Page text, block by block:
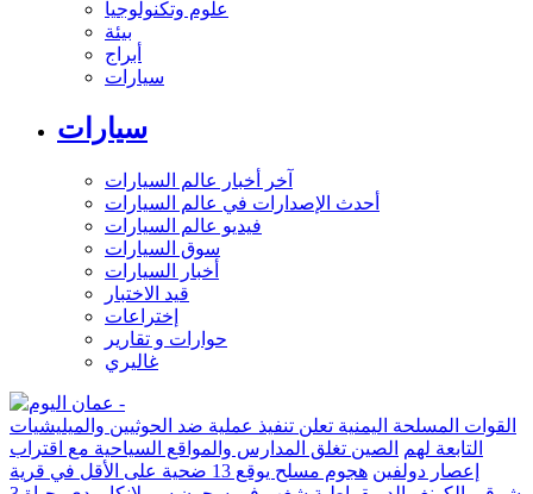
علوم وتكنولوجيا
بيئة
أبراج
سيارات
سيارات
آخر أخبار عالم السيارات
أحدث الإصدارات في عالم السيارات
فيديو عالم السيارات
سوق السيارات
أخبار السيارات
قيد الاختبار
إختراعات
حوارات و تقارير
غاليري
القوات المسلحة اليمنية تعلن تنفيذ عملية ضد الحوثيين والميليشيات
التابعة لهم
الصين تغلق المدارس والمواقع السياحية مع اقتراب
إعصار دولفين
هجوم مسلح يوقع 13 ضحية على الأقل في قرية